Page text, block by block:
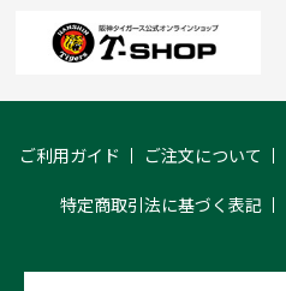
ご利用ガイド ご注文について
特定商取引法に基づく表記